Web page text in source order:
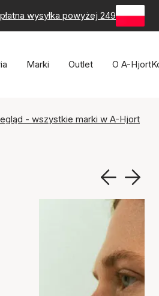
wysyłka powyżej 249 zł -
Marki Outlet O A-Hjort
- wszystkie marki w A-Hjort